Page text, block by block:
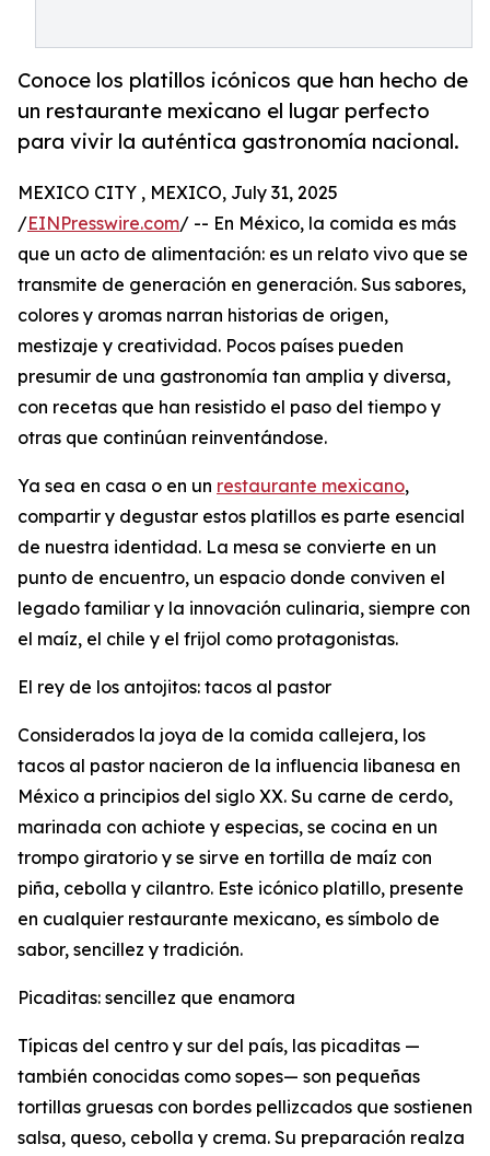
Conoce los platillos icónicos que han hecho de
un restaurante mexicano el lugar perfecto
para vivir la auténtica gastronomía nacional.
MEXICO CITY , MEXICO, July 31, 2025
/EINPresswire.com/ -- En México, la comida es más
que un acto de alimentación: es un relato vivo que se
transmite de generación en generación. Sus sabores,
colores y aromas narran historias de origen,
mestizaje y creatividad. Pocos países pueden
presumir de una gastronomía tan amplia y diversa,
con recetas que han resistido el paso del tiempo y
otras que continúan reinventándose.
Ya sea en casa o en un restaurante mexicano,
compartir y degustar estos platillos es parte esencial
de nuestra identidad. La mesa se convierte en un
punto de encuentro, un espacio donde conviven el
legado familiar y la innovación culinaria, siempre con
el maíz, el chile y el frijol como protagonistas.
El rey de los antojitos: tacos al pastor
Considerados la joya de la comida callejera, los
tacos al pastor nacieron de la influencia libanesa en
México a principios del siglo XX. Su carne de cerdo,
marinada con achiote y especias, se cocina en un
trompo giratorio y se sirve en tortilla de maíz con
piña, cebolla y cilantro. Este icónico platillo, presente
en cualquier restaurante mexicano, es símbolo de
sabor, sencillez y tradición.
Picaditas: sencillez que enamora
Típicas del centro y sur del país, las picaditas —
también conocidas como sopes— son pequeñas
tortillas gruesas con bordes pellizcados que sostienen
salsa, queso, cebolla y crema. Su preparación realza